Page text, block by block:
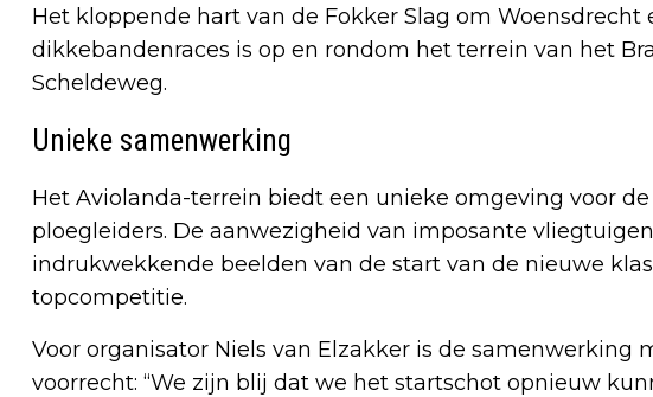
Het kloppende hart van de Fokker Slag om Woensdrecht
dikkebandenraces is op en rondom het terrein van het
Scheldeweg.
Unieke samenwerking
Het Aviolanda-terrein biedt een unieke omgeving voor
ploegleiders. De aanwezigheid van imposante
indrukwekkende beelden van de start van de nieuwe
topcompetitie.
Voor organisator Niels van Elzakker is de samenwerking
voorrecht: “We zijn blij dat we het startschot opnieuw